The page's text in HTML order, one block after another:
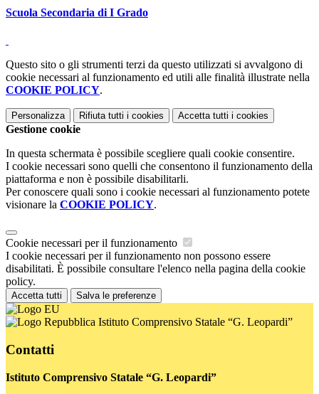
Scuola Secondaria di I Grado
Questo sito o gli strumenti terzi da questo utilizzati si avvalgono di
cookie necessari al funzionamento ed utili alle finalità illustrate nella
COOKIE POLICY.
Personalizza Rifiuta tutti i cookies Accetta tutti i cookies
Gestione cookie
In questa schermata è possibile scegliere quali cookie consentire.
I cookie necessari sono quelli che consentono il funzionamento della
piattaforma e non è possibile disabilitarli.
Per conoscere quali sono i cookie necessari al funzionamento potete
visionare la COOKIE POLICY.
Cookie necessari per il funzionamento
I cookie necessari per il funzionamento non possono essere
disabilitati. È possibile consultare l'elenco nella pagina della cookie
policy.
Accetta tutti Salva le preferenze
Istituto Comprensivo Statale “G. Leopardi”
Contatti
Istituto Comprensivo Statale “G. Leopardi”